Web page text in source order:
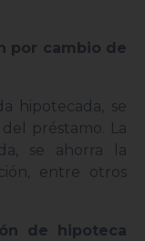
por cambio de
hipotecada, se
préstamo. La
se ahorra la
entre otros
de hipoteca